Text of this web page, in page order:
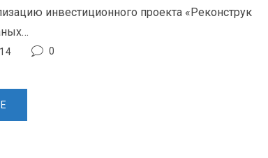
инвестиционного проекта «Реконструк
0